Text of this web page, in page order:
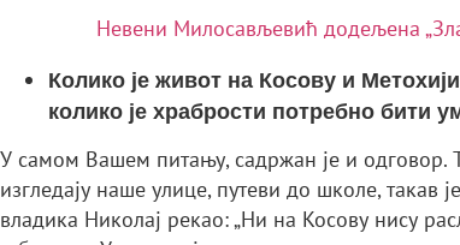
Невени Милосављевић додељена
Колико је живот на Косову и
колико је храбрости потребно бити
У самом Вашем питању, садржан је и одговор.
изгледају наше улице, путеви до школе,
владика Николај рекао: „Ни на Косову нису